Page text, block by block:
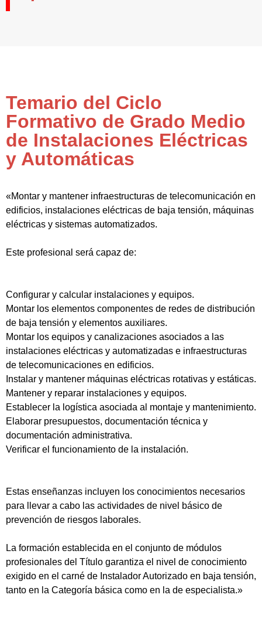
Temario del Ciclo
Formativo de Grado Medio
de Instalaciones Eléctricas
y Automáticas
«Montar y mantener infraestructuras de telecomunicación en
edificios, instalaciones eléctricas de baja tensión, máquinas
eléctricas y sistemas automatizados.
Este profesional será capaz de:
Configurar y calcular instalaciones y equipos.
Montar los elementos componentes de redes de distribución
de baja tensión y elementos auxiliares.
Montar los equipos y canalizaciones asociados a las
instalaciones eléctricas y automatizadas e infraestructuras
de telecomunicaciones en edificios.
Instalar y mantener máquinas eléctricas rotativas y estáticas.
Mantener y reparar instalaciones y equipos.
Establecer la logística asociada al montaje y mantenimiento.
Elaborar presupuestos, documentación técnica y
documentación administrativa.
Verificar el funcionamiento de la instalación.
Estas enseñanzas incluyen los conocimientos necesarios
para llevar a cabo las actividades de nivel básico de
prevención de riesgos laborales.
La formación establecida en el conjunto de módulos
profesionales del Título garantiza el nivel de conocimiento
exigido en el carné de Instalador Autorizado en baja tensión,
tanto en la Categoría básica como en la de especialista.»